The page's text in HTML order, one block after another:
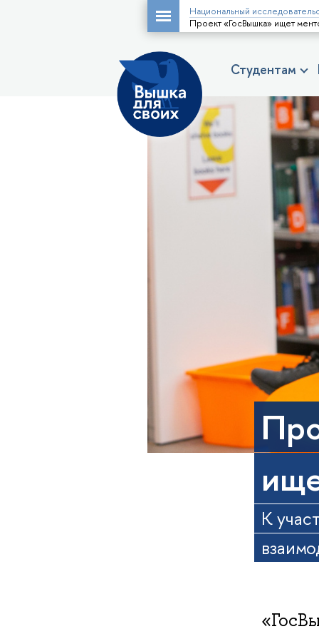
Национальный
Проект «ГосВышка» ищет
Студентам
К